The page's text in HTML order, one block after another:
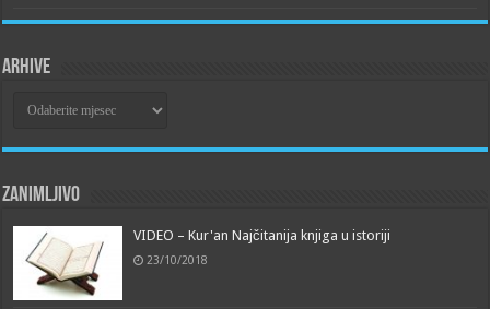
Arhive
Zanimljivo
VIDEO – Kur'an Najčitanija knjiga u istoriji
23/10/2018